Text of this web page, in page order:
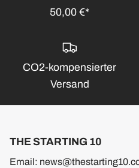
50,00 €*
CO2-kompensierter
Versand
THE STARTING 10
Email: